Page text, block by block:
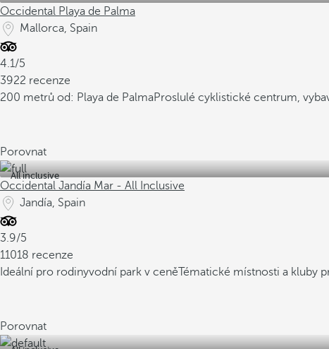
Occidental Playa de Palma
Mallorca, Spain
4.1/5
3922 recenze
200 metrů od: Playa de PalmaProslulé cyklistické centrum,
Porovnat
All inclusive
Occidental Jandía Mar - All Inclusive
Jandía, Spain
3.9/5
11018 recenze
Ideální pro rodinyvodní park v ceněTématické místnosti a kluby
Porovnat